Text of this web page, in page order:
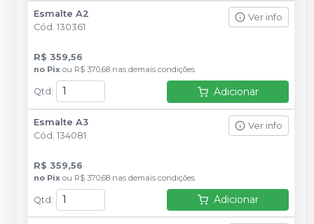
Esmalte A2
Cód. 130361
Ver info
R$ 359,56
no Pix ou R$ 370,68 nas demais condições
Qtd : Adicionar
Esmalte A3
Cód. 134081
Ver info
R$ 359,56
no Pix ou R$ 370,68 nas demais condições
Qtd: Adicionar